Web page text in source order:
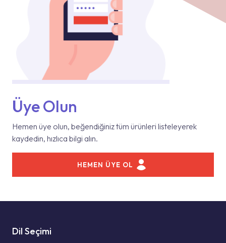
Üye Olun
Hemen üye olun, beğendiğiniz tüm ürünleri listeleyerek
kaydedin, hızlıca bilgi alın.
HEMEN ÜYE OL
Dil Seçimi